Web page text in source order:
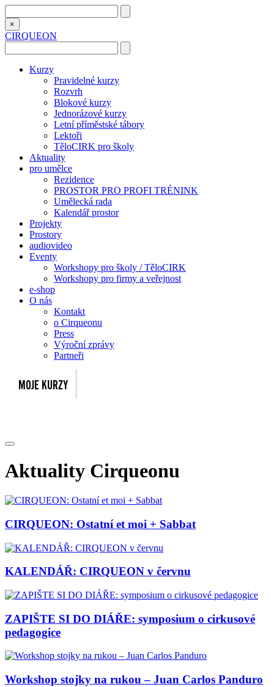
×
CIRQUEON
Kurzy
Pravidelné kurzy
Rozvrh
Blokové kurzy
Jednorázové kurzy
Letní příměstské tábory
Lektoři
TěloCIRK pro školy
Aktuality
pro umělce
Rezidence
PROSTOR PRO PROFI TRÉNINK
Umělecká rada
Kalendář prostor
Projekty
Prostory
audiovideo
Eventy
Workshopy pro školy / TěloCIRK
Workshopy pro firmy a veřejnost
e-shop
O nás
Kontakt
o Cirqueonu
Press
Výroční zprávy
Partneři
Aktuality Cirqueonu
CIRQUEON: Ostatní et moi + Sabbat
KALENDÁŘ: CIRQUEON v červnu
ZAPIŠTE SI DO DIÁŘE: symposium o cirkusové
pedagogice
Workshop stojky na rukou – Juan Carlos Panduro